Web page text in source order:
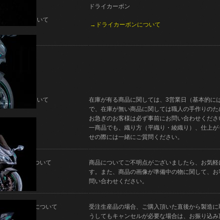
製法について
ドライカーボン
→ドライカーボンについて
納期について
在庫が有る商品に関しては、3営業日（基本的に
で、在庫が無い商品に関しては職人の手作りの
お急ぎのお客様は必ず事前にお問い合わせくだ
一商品でも、織り方（平織り・綾織り）、仕上
せの際には一緒にご質問ください。
ご質問について
商品についてご不明点がございましたら、お気
す。また、商品の画像が準備中の物に関して、
問い合わせください。
キャンセルについて
受注生産品の場合、ご購入頂いた直後から製造
うしてもキャンセルが必要な場合は、お振り込